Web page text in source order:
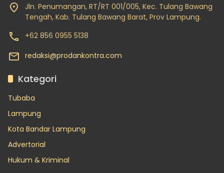
Jln. Penumangan, RT/RT 001/005, Kec. Tulang Bawang
Tengah, Kab. Tulang Bawang Barat, Prov Lampung.
+62 856 0955 5138
redaksi@prodankontra.com
Kategori
Tubaba
Lampung
Kota Bandar Lampung
Advertorial
Hukum & Kriminal